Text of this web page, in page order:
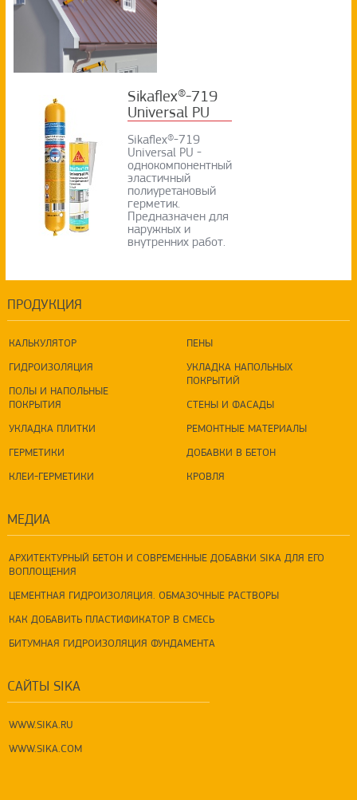
Sikaflex®-719
Universal PU
Sikaflex®-719
Universal PU -
однокомпонентный
эластичный
полиуретановый
герметик.
Предназначен для
наружных и
внутренних работ.
ПРОДУКЦИЯ
КАЛЬКУЛЯТОР
ГИДРОИЗОЛЯЦИЯ
ПОЛЫ И НАПОЛЬНЫЕ
ПОКРЫТИЯ
УКЛАДКА ПЛИТКИ
ГЕРМЕТИКИ
КЛЕИ-ГЕРМЕТИКИ
ПЕНЫ
УКЛАДКА НАПОЛЬНЫХ
ПОКРЫТИЙ
СТЕНЫ И ФАСАДЫ
РЕМОНТНЫЕ МАТЕРИАЛЫ
ДОБАВКИ В БЕТОН
КРОВЛЯ
МЕДИА
АРХИТЕКТУРНЫЙ БЕТОН И СОВРЕМЕННЫЕ ДОБАВКИ SIKA ДЛЯ ЕГО
ВОПЛОЩЕНИЯ
ЦЕМЕНТНАЯ ГИДРОИЗОЛЯЦИЯ. ОБМАЗОЧНЫЕ РАСТВОРЫ
КАК ДОБАВИТЬ ПЛАСТИФИКАТОР В СМЕСЬ
БИТУМНАЯ ГИДРОИЗОЛЯЦИЯ ФУНДАМЕНТА
САЙТЫ SIKA
WWW.SIKA.RU
WWW.SIKA.COM